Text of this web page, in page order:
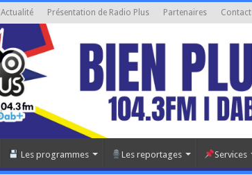
Actualité Présentation de Radio Plus Partenaires Contact
Les programmes Les reportages Services